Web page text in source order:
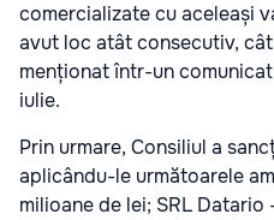
comercializate cu aceleași
avut loc atât consecutiv,
menționat într-un comunicat
iulie.
Prin urmare, Consiliul a
aplicându-le următoarele
milioane de lei; SRL Datario